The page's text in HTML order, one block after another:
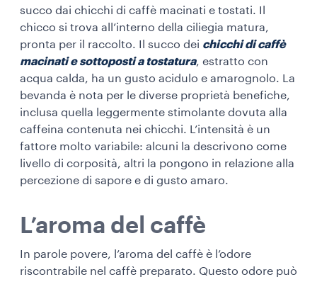
succo dai chicchi di caffè macinati e tostati. Il
chicco si trova all’interno della ciliegia matura,
pronta per il raccolto. Il succo dei chicchi di caffè
macinati e sottoposti a tostatura, estratto con
acqua calda, ha un gusto acidulo e amarognolo. La
bevanda è nota per le diverse proprietà benefiche,
inclusa quella leggermente stimolante dovuta alla
caffeina contenuta nei chicchi. L’intensità è un
fattore molto variabile: alcuni la descrivono come
livello di corposità, altri la pongono in relazione alla
percezione di sapore e di gusto amaro.
L’aroma del caffè
In parole povere, l’aroma del caffè è l’odore
riscontrabile nel caffè preparato. Questo odore può